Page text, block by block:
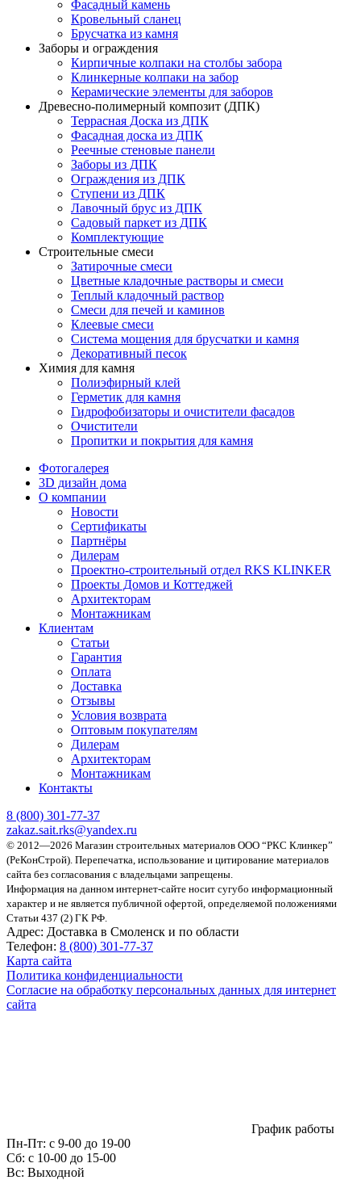
Фасадный камень
Кровельный сланец
Брусчатка из камня
Заборы и ограждения
Кирпичные колпаки на столбы забора
Клинкерные колпаки на забор
Керамические элементы для заборов
Древесно-полимерный композит (ДПК)
Террасная Доска из ДПК
Фасадная доска из ДПК
Реечные стеновые панели
Заборы из ДПК
Ограждения из ДПК
Ступени из ДПК
Лавочный брус из ДПК
Садовый паркет из ДПК
Комплектующие
Строительные смеси
Затирочные смеси
Цветные кладочные растворы и смеси
Теплый кладочный раствор
Смеси для печей и каминов
Клеевые смеси
Система мощения для брусчатки и камня
Декоративный песок
Химия для камня
Полиэфирный клей
Герметик для камня
Гидрофобизаторы и очистители фасадов
Очистители
Пропитки и покрытия для камня
Фотогалерея
3D дизайн дома
О компании
Новости
Сертификаты
Партнёры
Дилерам
Проектно-строительный отдел RKS KLINKER
Проекты Домов и Коттеджей
Архитекторам
Монтажникам
Клиентам
Статьи
Гарантия
Оплата
Доставка
Отзывы
Условия возврата
Оптовым покупателям
Дилерам
Архитекторам
Монтажникам
Контакты
8 (800) 301-77-37
zakaz.sait.rks@yandex.ru
© 2012—2026 Магазин строительных материалов ООО “РКС Клинкер”
(РеКонСтрой). Перепечатка, использование и цитирование материалов
сайта без согласования с владельцами запрещены.
Информация на данном интернет-сайте носит сугубо информационный
характер и не является публичной офертой, определяемой положениями
Статьи 437 (2) ГК РФ.
Адрес: Доставка в Смоленск и по области
Телефон: 8 (800) 301-77-37
Карта сайта
Политика конфиденциальности
Согласие на обработку персональных данных для интернет
сайта
График работы
Пн-Пт: с 9-00 до 19-00
Сб: c 10-00 до 15-00
Вс: Выходной